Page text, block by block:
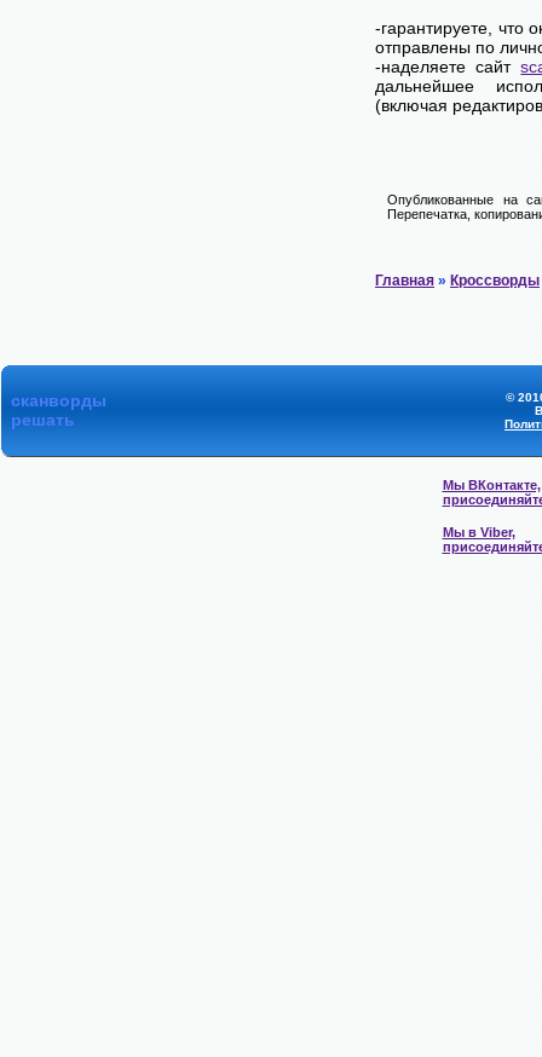
-гарантируете, что
отправлены по
-наделяете сайт
дальнейшее
(включая
Опубликованные на
Перепечатка,
Главная » Кроссворды
сканворды
решать
©
Мы ВКонтакте,
Мы в Viber,